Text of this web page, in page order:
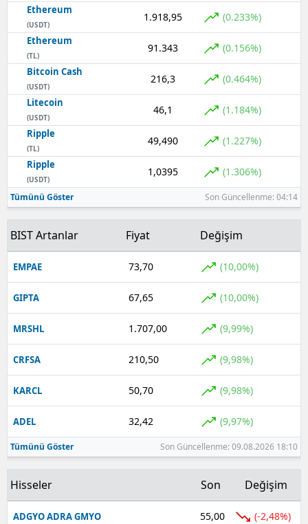
Şanlıurfa
Uşak
Zonguldak
Aksaray
Bayburt
Kırıkkale
Batman
Yalova
Karabük
Ethereum
(USDT)
1.918,95 (0.233%)
Ethereum
(TL)
91.343 (0.156%)
Bitcoin Cash
(USDT)
216,3 (0.464%)
Litecoin
(USDT)
46,1 (1.184%)
Ripple
(TL)
49,490 (1.227%)
Ripple
(USDT)
1,0395 (1.306%)
Tümünü Göster Son Güncellenme: 04:14
BIST Artanlar Fiyat Değişim
EMPAE 73,70 (10,00%)
GIPTA 67,65 (10,00%)
MRSHL 1.707,00 (9,99%)
CRFSA 210,50 (9,98%)
KARCL 50,70 (9,98%)
ADEL 32,42 (9,97%)
Tümünü Göster Son Güncellenme: 09.08.2026 18:10
Hisseler Son Değişim
ADGYO ADRA GMYO 55,00 (-2,48%)